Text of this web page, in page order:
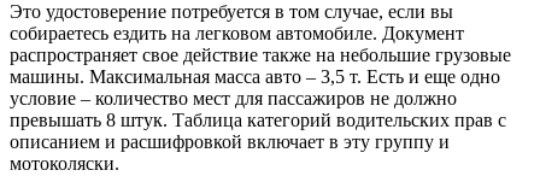
Это удостоверение потребуется в том случае, если вы
собираетесь ездить на легковом автомобиле. Документ
распространяет свое действие также на небольшие грузовые
машины. Максимальная масса авто – 3,5 т. Есть и еще одно
условие – количество мест для пассажиров не должно
превышать 8 штук. Таблица категорий водительских прав с
описанием и расшифровкой включает в эту группу и
мотоколяски.